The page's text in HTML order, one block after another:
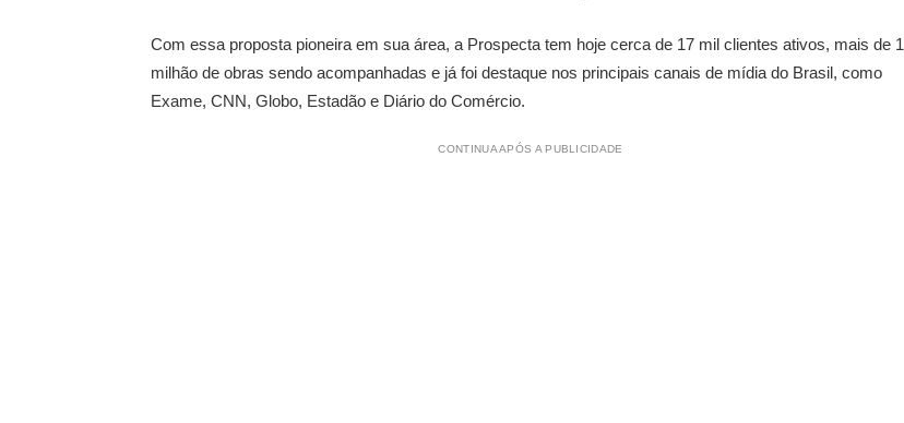
Com essa proposta pioneira em sua área, a Prospecta tem hoje cerca de 17 mil clientes ativos, mais de 1
milhão de obras sendo acompanhadas e já foi destaque nos principais canais de mídia do Brasil, como
Exame, CNN, Globo, Estadão e Diário do Comércio.
CONTINUA APÓS A PUBLICIDADE